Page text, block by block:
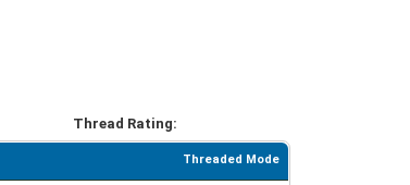
Thread Rating:
Threaded Mode